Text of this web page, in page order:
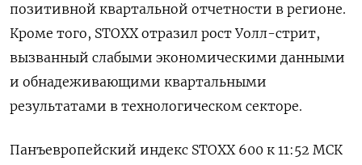
позитивной квартальной отчетности в регионе.
Кроме того, STOXX отразил рост Уолл-стрит,
вызванный слабыми экономическими данными
и обнадеживающими квартальными
результатами в технологическом секторе.
Панъевропейский индекс STOXX 600 к 11:52 МСК